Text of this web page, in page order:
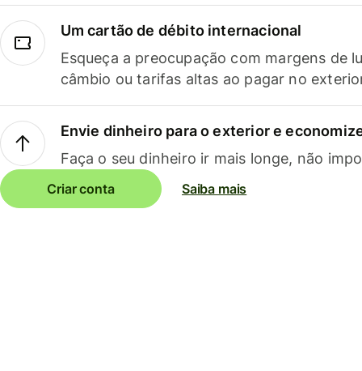
Um cartão de débito internacional
Esqueça a preocupação com margens de
câmbio ou tarifas altas ao pagar no
Envie dinheiro para o exterior e
Faça o seu dinheiro ir mais longe, não
Criar conta Saiba mais